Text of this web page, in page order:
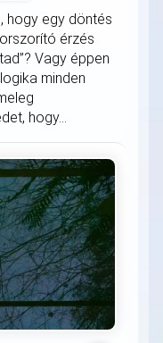
hogy egy döntés
érzés
Vagy éppen
minden
hogy...